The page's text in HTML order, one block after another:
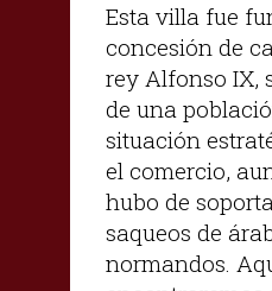
Esta villa fue
concesión de
rey Alfonso IX,
de una
situación
el comercio,
hubo de
saqueos de
normandos.